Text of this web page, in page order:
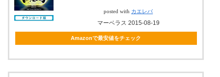
posted with カエレバ
マーベラス 2015-08-19
Amazonで最安値をチェック